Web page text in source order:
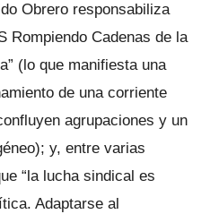
Obrero responsabiliza
Rompiendo Cadenas de la
(lo que manifiesta una
de una corriente
agrupaciones y un
y, entre varias
“la lucha sindical es
Adaptarse al